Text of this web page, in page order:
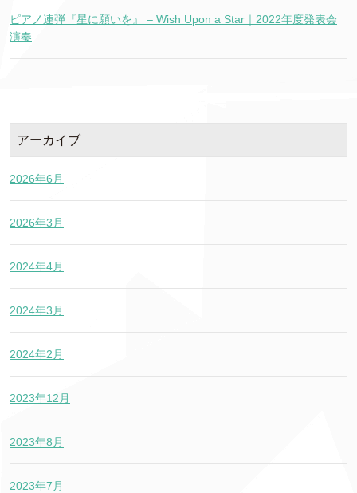
ピアノ連弾『星に願いを』 – Wish Upon a Star｜2022年度発表会
演奏
アーカイブ
2026年6月
2026年3月
2024年4月
2024年3月
2024年2月
2023年12月
2023年8月
2023年7月